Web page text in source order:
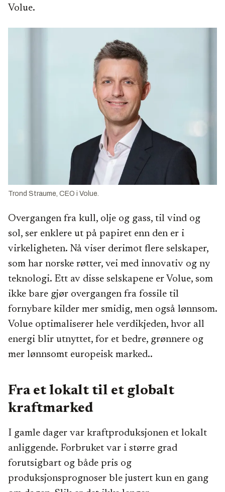
Volue.
Trond Straume, CEO i Volue.
Overgangen fra kull, olje og gass, til vind og
sol, ser enklere ut på papiret enn den er i
virkeligheten. Nå viser derimot flere selskaper,
som har norske røtter, vei med innovativ og ny
teknologi. Ett av disse selskapene er Volue, som
ikke bare gjør overgangen fra fossile til
fornybare kilder mer smidig, men også lønnsom.
Volue optimaliserer hele verdikjeden, hvor all
energi blir utnyttet, for et bedre, grønnere og
mer lønnsomt europeisk marked..
Fra et lokalt til et globalt
kraftmarked
I gamle dager var kraftproduksjonen et lokalt
anliggende. Forbruket var i større grad
forutsigbart og både pris og
produksjonsprognoser ble justert kun en gang